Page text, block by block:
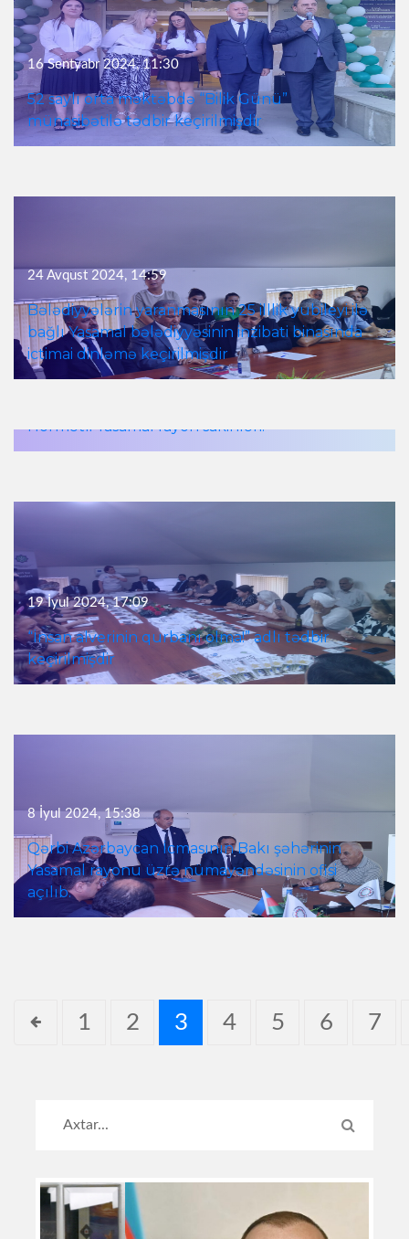
16 Sentyabr 2024, 11:30
52 saylı orta məktəbdə “Bilik Günü”
münasibətilə tədbir keçirilmişdir
24 Avqust 2024, 14:59
Bələdiyyələrin yaranmasının 25 illlik yubileyi ilə
bağlı Yasamal bələdiyyəsinin inzibati binasında
ictimai dinləmə keçirilmişdir
Hörmətli Yasamal rayon sakinləri!
19 İyul 2024, 17:09
“İnsan alverinin qurbanı olma!” adlı tədbir
keçirilmişdir
8 İyul 2024, 15:38
Qərbi Azərbaycan İcmasının Bakı şəhərinin
Yasamal rayonu üzrə nümayəndəsinin ofisi
açılıb.
1 2 3 4 5 6 7